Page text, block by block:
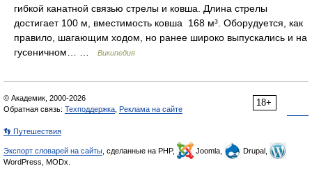
гибкой канатной связью стрелы и ковша. Длина стрелы
достигает 100 м, вместимость ковша 168 м³. Оборудуется, как
правило, шагающим ходом, но ранее широко выпускались и на
гусеничном… …
Википедия
18+
© Академик, 2000-2026
Обратная связь: Техподдержка Реклама на сайте
👣 Путешествия
Экспорт словарей на сайты , сделанные на PHP, Joomla,
Drupal,
WordPress, MODx.